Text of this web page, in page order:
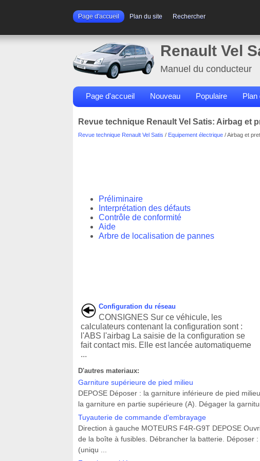
Page d'accueil Plan du site Rechercher
Renault Vel
Manuel du conducteur
Page d'accueil Nouveau Populaire Plan
Revue technique Renault Vel Satis: Airbag et
Revue technique Renault Vel Satis / Equipement électrique / Airbag et
Préliminaire
Interprétation des défauts
Contrôle de conformité
Aide
Arbre de localisation de pannes
Configuration du réseau
CONSIGNES Sur ce véhicule, les
calculateurs contenant la configuration sont :
l'ABS l'airbag La saisie de la configuration se
fait contact mis. Elle est lancée automatiqueme
...
D'autres materiaux:
Garniture supérieure de pied milieu
DEPOSE Déposer : la garniture inférieure de pied
la garniture en partie supérieure (A). Dégager la
Tuyauterie de commande d'embrayage
Direction à gauche MOTEURS F4R-G9T DEPOSE
de la boîte à fusibles. Débrancher la batterie. Déposer
(uniqu ...